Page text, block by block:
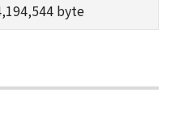
本ソフトウェア」を
ーにおいて表示す
もしくは実行する
します。）するため
byte